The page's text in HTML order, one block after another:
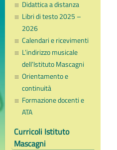
Didattica a distanza
Libri di testo 2025 –
2026
Calendari e ricevimenti
L’indirizzo musicale
dell’Istituto Mascagni
Orientamento e
continuità
Formazione docenti e
ATA
Curricoli Istituto
Mascagni